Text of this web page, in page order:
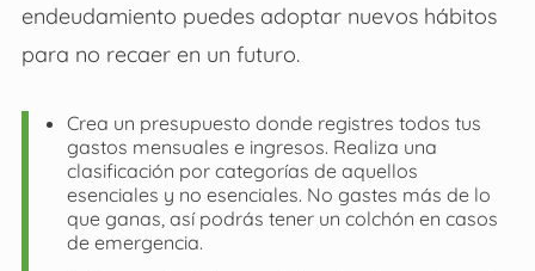
endeudamiento puedes adoptar nuevos hábitos
para no recaer en un futuro.
Crea un presupuesto donde registres todos tus
gastos mensuales e ingresos. Realiza una
clasificación por categorías de aquellos
esenciales y no esenciales. No gastes más de lo
que ganas, así podrás tener un colchón en casos
de emergencia.